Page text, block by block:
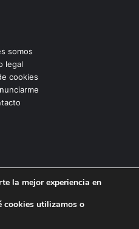
somos
legal
cookies
derechos reservados |
la mejor experiencia en
cookies utilizamos o